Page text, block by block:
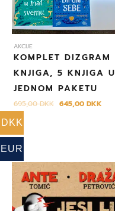
AKCIJE
KOMPLET DIZGRAM
KNJIGA, 5 KNJIGA U
JEDNOM PAKETU
695,00DKK 645,00 DKK
DKK
EUR